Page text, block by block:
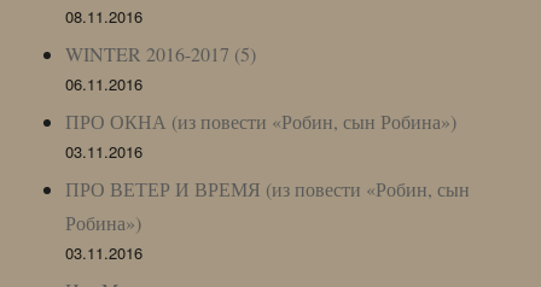
08.11.2016
WINTER 2016-2017 (5)
06.11.2016
ПРО ОКНА (из повести «Робин, сын Робина»)
03.11.2016
ПРО ВЕТЕР И ВРЕМЯ (из повести «Робин, сын
Робина»)
03.11.2016